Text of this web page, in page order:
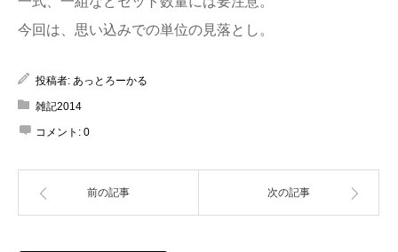
今回は、思い込みでの単位の見落とし。
投稿者: あっとろーかる
雑記2014
コメント: 0
前の記事 次の記事